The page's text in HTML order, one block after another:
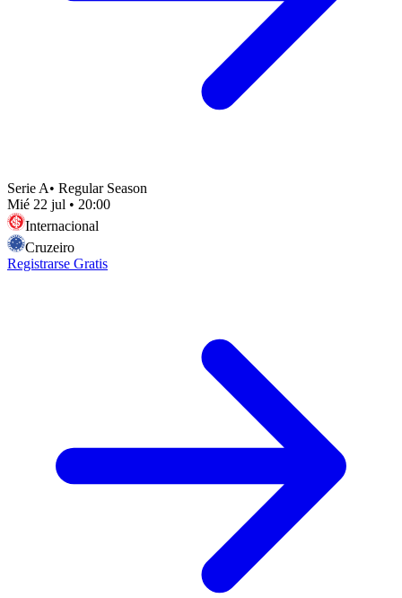
Serie A• Regular Season
Mié 22 jul • 20:00
Internacional
Cruzeiro
Registrarse Gratis